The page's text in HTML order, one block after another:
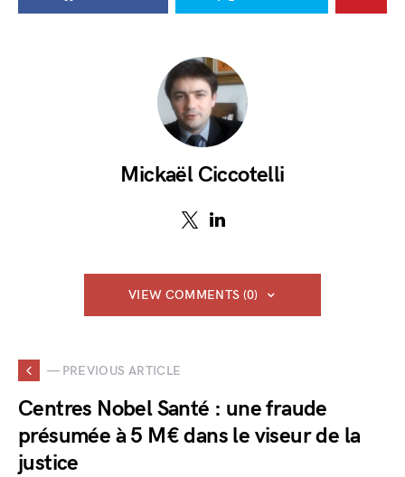
Mickaël Ciccotelli
VIEW COMMENTS (0)
— PREVIOUS ARTICLE
Centres Nobel Santé : une fraude
présumée à 5 M€ dans le viseur de la
justice